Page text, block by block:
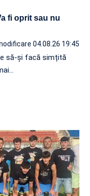
fi oprit sau nu
04.08.26 19:45
să-și facă simțită